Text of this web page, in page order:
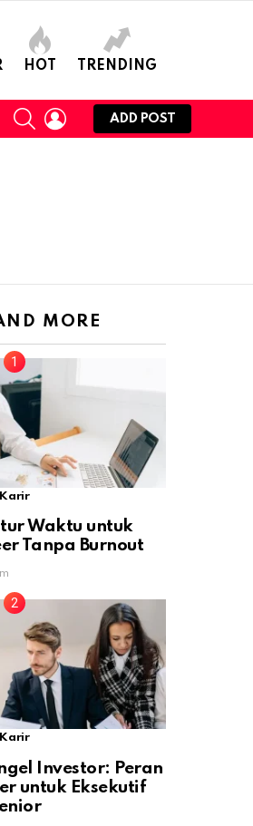
HOT TRENDING
SEARCHLOGIN
ADD POST
MORE
Karir
Waktu untuk
Tanpa Burnout
Karir
Investor: Peran
untuk Eksekutif